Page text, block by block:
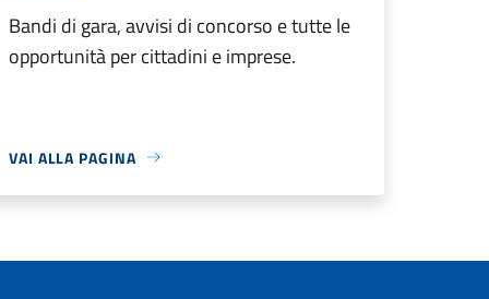
Bandi di gara, avvisi di concorso e tutte le
opportunità per cittadini e imprese.
VAI ALLA PAGINA